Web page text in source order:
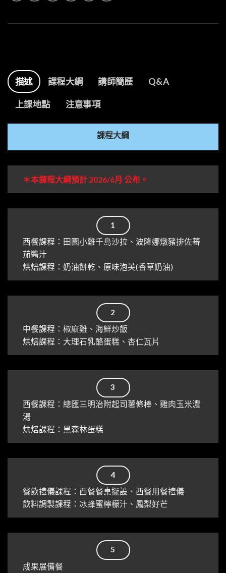
描述 課程大綱 講師簡歷 Q&A
上課地點 注意事項
課程大綱
＊本課程大綱預計 2026/6月 公布。
1
西餐課程：田園小雞千島沙拉、波隆娜燉豬排佐蕃
茄醬汁
烘焙課程：奶油餅乾、原味泡芙(香草奶油)
2
中餐課程：椒麻雞、海鮮炒飯
烘焙課程：大理石乳酪蛋糕、杏仁瓦片
3
西餐課程：總匯三明治附起司薯條棒、雞肉玉米濃
湯
烘焙課程：黑森林蛋糕
4
餐飲禮儀課程：西餐餐桌擺設、西餐用餐禮儀
飲料調製課程：冰蜂蜜檸檬汁、鳳梨好芒
5
成果展備餐